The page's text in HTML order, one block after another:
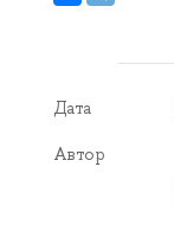
Дата
Автор